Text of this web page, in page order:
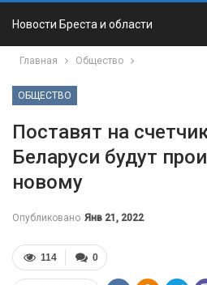
Новости Бреста и области
Главная Общество
ОБЩЕСТВО
Поставят на
Беларуси будут
новому
Опубликовано Янв 21, 2022
0
114